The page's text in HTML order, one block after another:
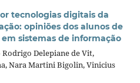
tecnologias digitais da
opiniões dos alunos de
sistemas de informação
Delepiane de Vit,
Nara Martini Bigolin, Vinicius